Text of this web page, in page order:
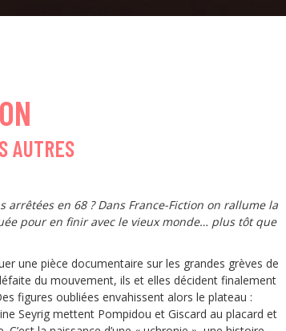
AUTRES
arrêtées en 68 ? Dans France-Fiction on rallume la
pour en finir avec le vieux monde… plus tôt que
une pièce documentaire sur les grandes grèves de
du mouvement, ils et elles décident finalement
figures oubliées envahissent alors le plateau :
Seyrig mettent Pompidou et Giscard au placard et